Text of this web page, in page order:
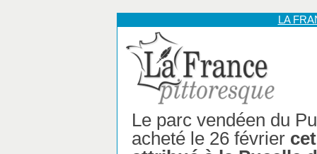
LA
Le parc vendéen du
acheté le 26 février